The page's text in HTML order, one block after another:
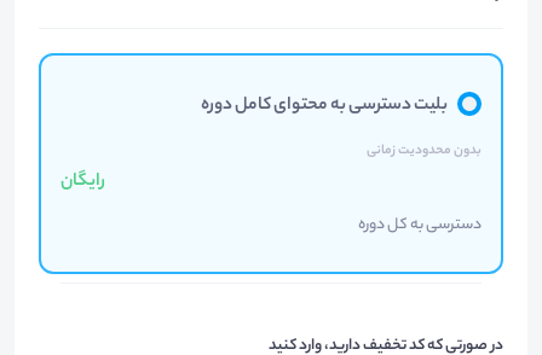
بلیت دسترسی به محتوای کامل دوره
بدون محدودیت زمانی
رایگان
دسترسی به کل دوره
در صورتی که کد تخفیف دارید، وارد کنید